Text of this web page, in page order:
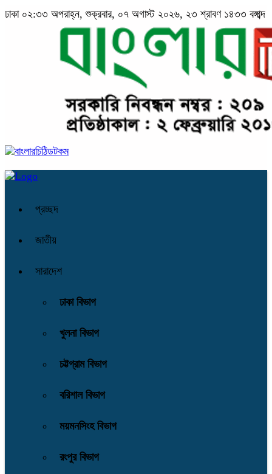
ঢাকা ০২:৩৩ অপরাহ্ন, শুক্রবার, ০৭ অগাস্ট ২০২৬, ২৩ শ্রাবণ ১৪৩৩ বঙ্গাব্দ
প্রচ্ছদ
জাতীয়
সারাদেশ
ঢাকা বিভাগ
খুলনা বিভাগ
চট্টগ্রাম বিভাগ
বরিশাল বিভাগ
ময়মনসিংহ বিভাগ
রংপুর বিভাগ